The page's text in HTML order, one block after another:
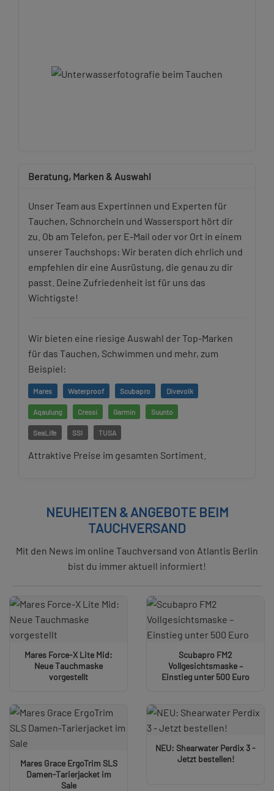
Beratung, Marken & Auswahl
Unser Team aus Expertinnen und Experten für
Tauchen, Schnorcheln und Wassersport hört dir
zu. Ob am Telefon, per E-Mail oder vor Ort in einem
unserer Tauchshops: Wir beraten dich ehrlich und
empfehlen dir eine Ausrüstung, die genau zu dir
passt. Deine Zufriedenheit ist für uns das
Wichtigste!
Wir bieten eine riesige Auswahl der Top-Marken
für das Tauchen, Schwimmen und mehr, zum
Beispiel:
Mares Waterproof Scubapro Divevolk
Aqaulung Cressi Garmin Suunto
SeaLife SSI TUSA
Attraktive Preise im gesamten Sortiment.
NEUHEITEN & ANGEBOTE BEIM
TAUCHVERSAND
Mit den News im online Tauchversand von Atlantis Berlin
bist du immer aktuell informiert!
Mares Force-X Lite Mid:
Neue Tauchmaske
vorgestellt
Scubapro FM2
Vollgesichtsmaske –
Einstieg unter 500 Euro
Mares Grace ErgoTrim SLS
Damen-Tarierjacket im
Sale
NEU: Shearwater Perdix 3 -
Jetzt bestellen!